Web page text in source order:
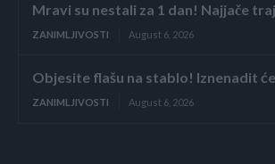
Mravi su nestali za 1 dan! Najjače
ZANIMLJIVOSTI August 6, 2026
Objesite flašu na stablo! Iznenadit
ZANIMLJIVOSTI August 6, 2026